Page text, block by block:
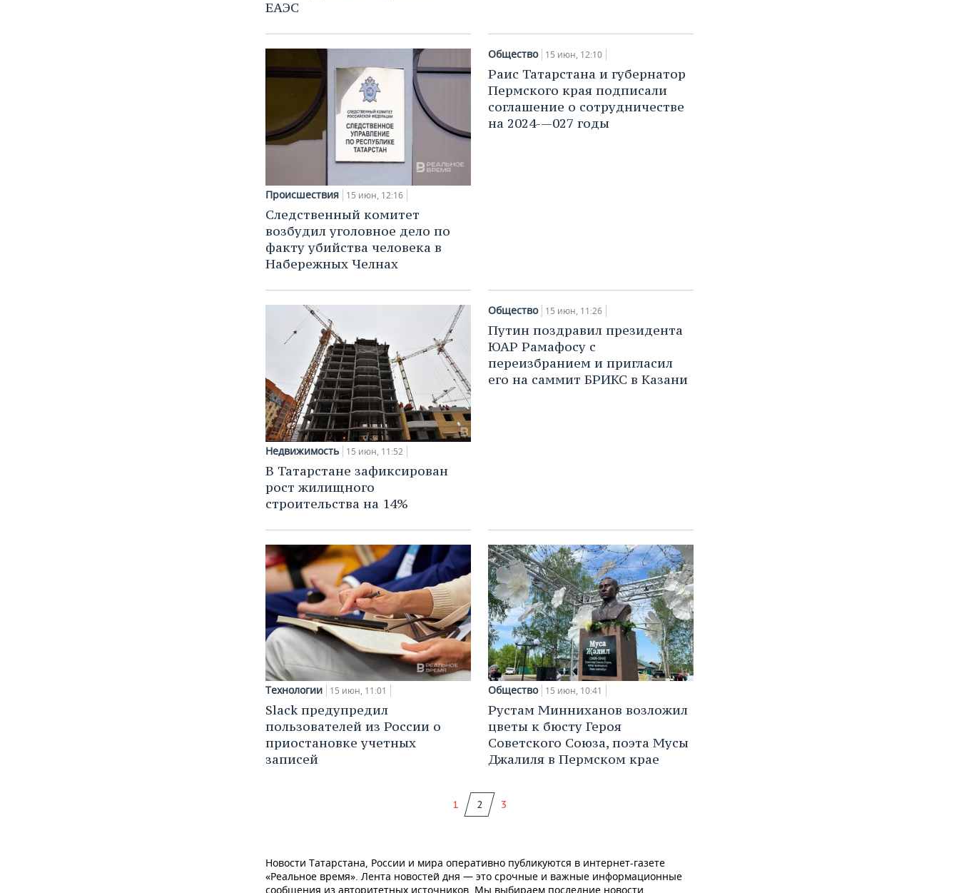
ЕАЭС
Происшествия 15 июн, 12:16
Следственный комитет
возбудил уголовное дело по
факту убийства человека в
Набережных Челнах
Общество 15 июн, 12:10
Раис Татарстана и губернатор
Пермского края подписали
соглашение о сотрудничестве
на 2024-—027 годы
Недвижимость 15 июн, 11:52
В Татарстане зафиксирован
рост жилищного
строительства на 14%
Общество 15 июн, 11:26
Путин поздравил президента
ЮАР Рамафосу с
переизбранием и пригласил
его на саммит БРИКС в Казани
Технологии 15 июн, 11:01
Slack предупредил
пользователей из России о
приостановке учетных
записей
Общество 15 июн, 10:41
Рустам Минниханов возложил
цветы к бюсту Героя
Советского Союза, поэта Мусы
Джалиля в Пермском крае
1 2 3
Новости Татарстана, России и мира оперативно публикуются в интернет-газете
«Реальное время». Лента новостей дня — это срочные и важные информационные
сообщения из авторитетных источников. Мы выбираем последние новости